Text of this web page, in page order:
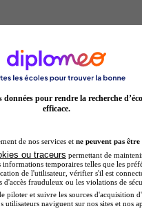
par alternance
pour rendre la recherche
efficace.
de nos services et ne peuvent pas être
ou traceurs permettant de
temporaires telles que les
de l'utilisateur, vérifier s'il est
d'accès frauduleux ou les violations de
piloter et suivre les sources d'acquisition
naviguent sur nos sites et nos